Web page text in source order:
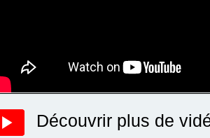
Découvrir plus de